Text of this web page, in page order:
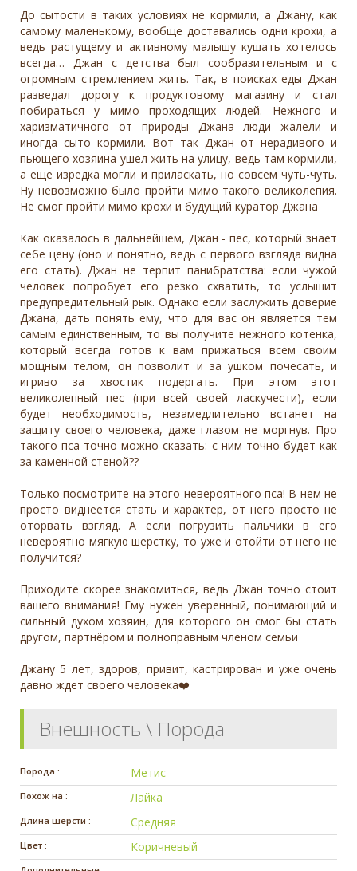
До сытости в таких условиях не кормили, а Джану, как
самому маленькому, вообще доставались одни крохи, а
ведь растущему и активному малышу кушать хотелось
всегда… Джан с детства был сообразительным и с
огромным стремлением жить. Так, в поисках еды Джан
разведал дорогу к продуктовому магазину и стал
побираться у мимо проходящих людей. Нежного и
харизматичного от природы Джана люди жалели и
иногда сыто кормили. Вот так Джан от нерадивого и
пьющего хозяина ушел жить на улицу, ведь там кормили,
а еще изредка могли и приласкать, но совсем чуть-чуть.
Ну невозможно было пройти мимо такого великолепия.
Не смог пройти мимо крохи и будущий куратор Джана
Как оказалось в дальнейшем, Джан - пёс, который знает
себе цену (оно и понятно, ведь с первого взгляда видна
его стать). Джан не терпит панибратства: если чужой
человек попробует его резко схватить, то услышит
предупредительный рык. Однако если заслужить доверие
Джана, дать понять ему, что для вас он является тем
самым единственным, то вы получите нежного котенка,
который всегда готов к вам прижаться всем своим
мощным телом, он позволит и за ушком почесать, и
игриво за хвостик подергать. При этом этот
великолепный пес (при всей своей ласкучести), если
будет необходимость, незамедлительно встанет на
защиту своего человека, даже глазом не моргнув. Про
такого пса точно можно сказать: с ним точно будет как
за каменной стеной??
Только посмотрите на этого невероятного пса! В нем не
просто виднеется стать и характер, от него просто не
оторвать взгляд. А если погрузить пальчики в его
невероятно мягкую шерстку, то уже и отойти от него не
получится?
Приходите скорее знакомиться, ведь Джан точно стоит
вашего внимания! Ему нужен уверенный, понимающий и
сильный духом хозяин, для которого он смог бы стать
другом, партнёром и полноправным членом семьи
Джану 5 лет, здоров, привит, кастрирован и уже очень
давно ждет своего человека❤️
Внешность \ Порода
Порода : Метис
Похож на : Лайка
Длина шерсти : Средняя
Цвет : Коричневый